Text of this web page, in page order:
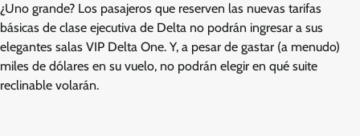
¿Uno grande? Los pasajeros que reserven las nuevas tarifas
básicas de clase ejecutiva de Delta no podrán ingresar a sus
elegantes salas VIP Delta One. Y, a pesar de gastar (a menudo)
miles de dólares en su vuelo, no podrán elegir en qué suite
reclinable volarán.